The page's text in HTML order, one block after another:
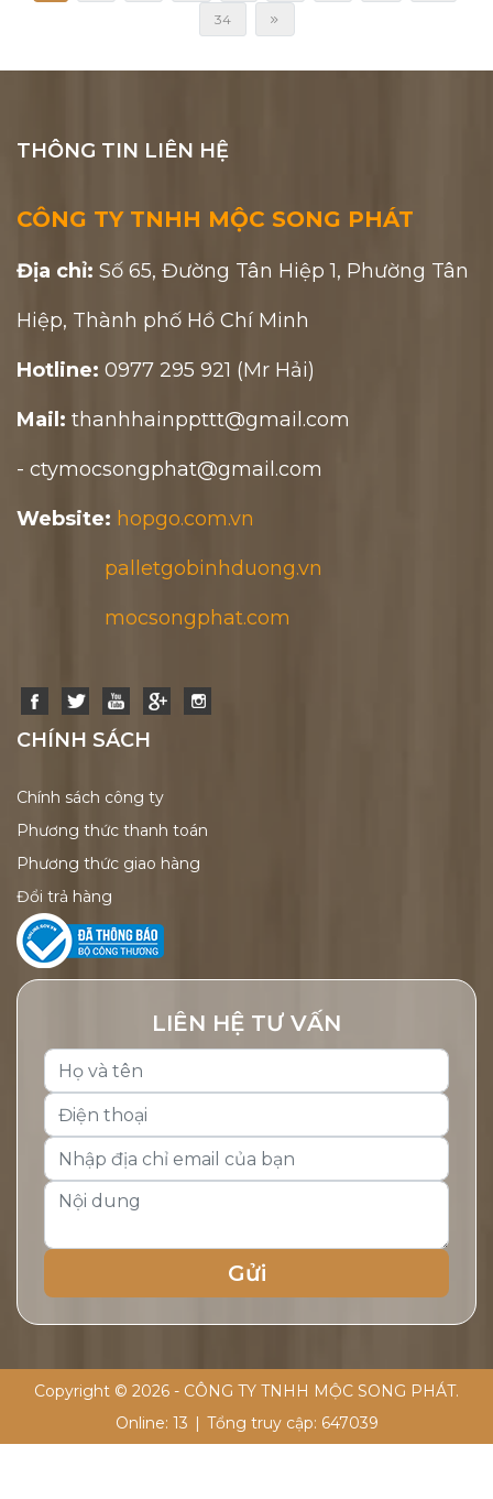
34
THÔNG TIN LIÊN HỆ
CÔNG TY TNHH MỘC SONG PHÁT
Địa chỉ: Số 65, Đường Tân Hiệp 1, Phường Tân
Hiệp, Thành phố Hồ Chí Minh
Hotline: 0977 295 921 (Mr Hải)
Mail: thanhhainppttt@gmail.com
- ctymocsongphat@gmail.com
Website: hopgo.com.vn
palletgobinhduong.vn
mocsongphat.com
CHÍNH SÁCH
Chính sách công ty
Phương thức thanh toán
Phương thức giao hàng
Đổi trả hàng
LIÊN HỆ TƯ VẤN
Copyright © 2026 - CÔNG TY TNHH MỘC SONG PHÁT.
Online: 13 Tổng truy cập: 647039